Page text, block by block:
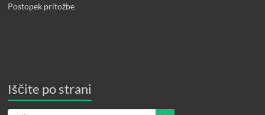
Postopek pritožbe
Iščite po strani